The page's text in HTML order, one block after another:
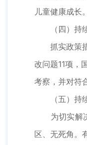
儿童健康成长。
（四）持续
抓实政策措
改问题11项，
考察，并对符
（五）持续
为切实解决
区、无死角。